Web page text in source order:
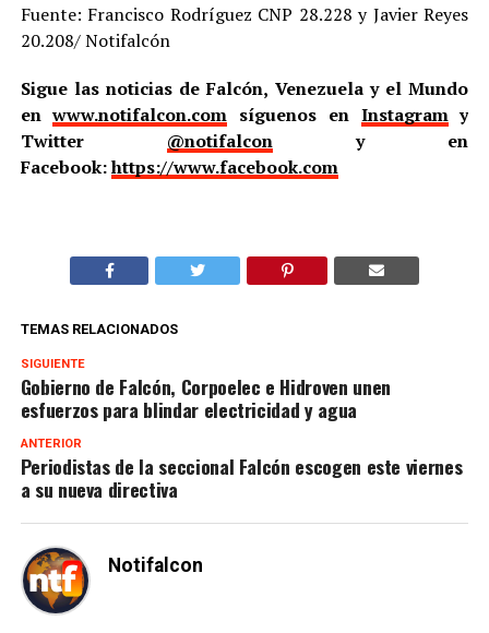
Fuente: Francisco Rodríguez CNP 28.228 y Javier Reyes
20.208/ Notifalcón
Sigue las noticias de Falcón, Venezuela y el Mundo
enwww.notifalcon.com síguenos en Instagramy
Twitter @notifalcony en
Facebook:https://www.facebook.com
TEMAS RELACIONADOS
SIGUIENTE
Gobierno de Falcón, Corpoelec e Hidroven unen
esfuerzos para blindar electricidad y agua
ANTERIOR
Periodistas de la seccional Falcón escogen este viernes
a su nueva directiva
Notifalcon